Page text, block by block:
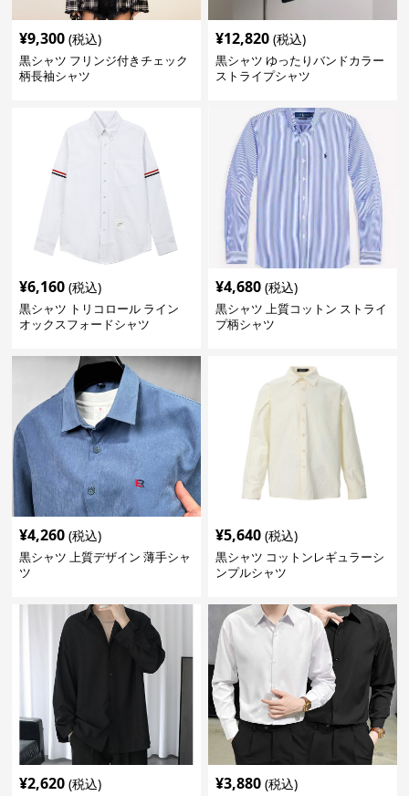
¥9,300 (税込)
黒シャツ フリンジ付きチェック
柄長袖シャツ
¥12,820 (税込)
黒シャツ ゆったりバンドカラー
ストライプシャツ
¥6,160 (税込)
黒シャツ トリコロール ライン
オックスフォードシャツ
¥4,680 (税込)
黒シャツ 上質コットン ストライ
プ柄シャツ
¥4,260 (税込)
黒シャツ 上質デザイン 薄手シャ
ツ
¥5,640 (税込)
黒シャツ コットンレギュラーシ
ンプルシャツ
¥2,620 (税込) ¥3,880 (税込)